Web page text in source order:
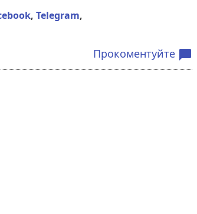
,Telegram,
Прокоментуйте chat_bubble